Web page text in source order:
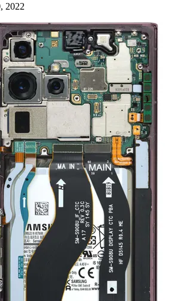
2022